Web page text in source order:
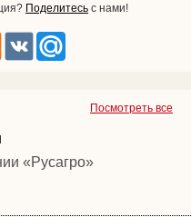
Поделитесь с нами!
Посмотреть все
«Русагро»